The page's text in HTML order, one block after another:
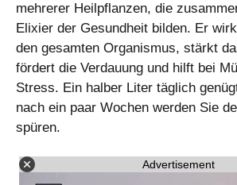
mehrerer Heilpflanzen, die
Elixier der Gesundheit bilden. Er
den gesamten Organismus, stärkt
fördert die Verdauung und hilft bei
Stress. Ein halber Liter täglich
nach ein paar Wochen werden Sie
spüren.
Advertisement